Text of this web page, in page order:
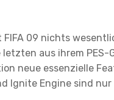
09 nichts
aus ihrem
neue essenzielle
Ignite Engine sind nur